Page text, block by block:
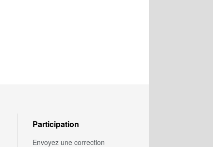
Participation
Envoyez une correction